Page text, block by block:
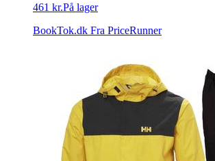
461 kr.På lager
BookTok.dk Fra PriceRunner